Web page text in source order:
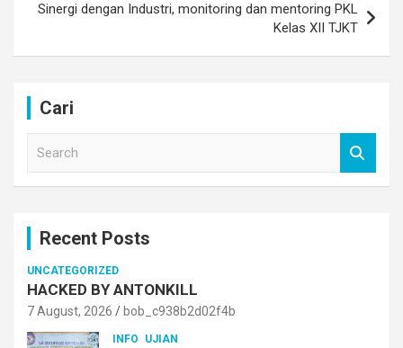
Sinergi dengan Industri, monitoring dan mentoring PKL
Kelas XII TJKT
Cari
Recent Posts
UNCATEGORIZED
HACKED BY ANTONKILL
7 August, 2026 bob_c938b2d02f4b
INFO UJIAN